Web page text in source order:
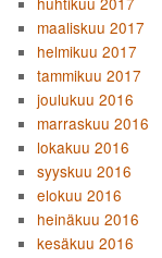
maaliskuu 2017
helmikuu 2017
tammikuu 2017
joulukuu 2016
marraskuu 2016
lokakuu 2016
syyskuu 2016
elokuu 2016
heinäkuu 2016
kesäkuu 2016